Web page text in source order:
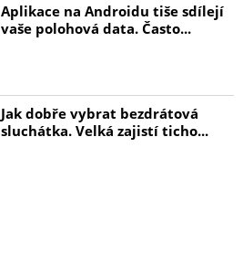
Aplikace na Androidu tiše sdílejí
vaše polohová data. Často...
Jak dobře vybrat bezdrátová
sluchátka. Velká zajistí ticho...